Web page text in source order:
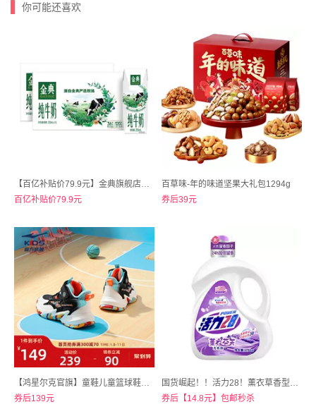
你可能还喜欢
【百亿补贴价79.9元】金典旗舰店！纯牛奶250ml*16盒装*2箱
百亿补贴价79.9元
百草味-年的味道坚果大礼包1294g
券后39元
【鸿星尔克官旗】童鞋儿童篮球鞋男童训练运动鞋
券后139元
国货崛起！！活力28！薰衣草香型5.2斤
券后【14.8元】包邮秒杀